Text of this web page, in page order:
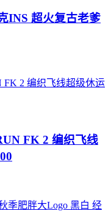
INS 超火复古老爹
FK 2 编织飞线